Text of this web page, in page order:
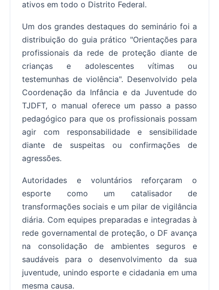
ativos em todo o Distrito Federal.
Um dos grandes destaques do seminário foi a
distribuição do guia prático "Orientações para
profissionais da rede de proteção diante de
crianças e adolescentes vítimas ou
testemunhas de violência". Desenvolvido pela
Coordenação da Infância e da Juventude do
TJDFT, o manual oferece um passo a passo
pedagógico para que os profissionais possam
agir com responsabilidade e sensibilidade
diante de suspeitas ou confirmações de
agressões.
Autoridades e voluntários reforçaram o
esporte como um catalisador de
transformações sociais e um pilar de vigilância
diária. Com equipes preparadas e integradas à
rede governamental de proteção, o DF avança
na consolidação de ambientes seguros e
saudáveis para o desenvolvimento da sua
juventude, unindo esporte e cidadania em uma
mesma causa.